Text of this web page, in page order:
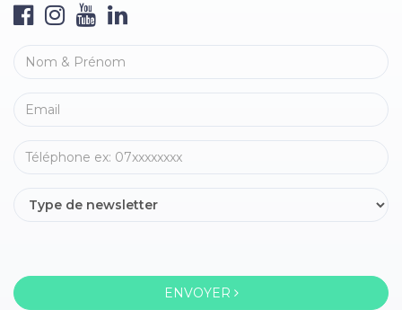
ENVOYER